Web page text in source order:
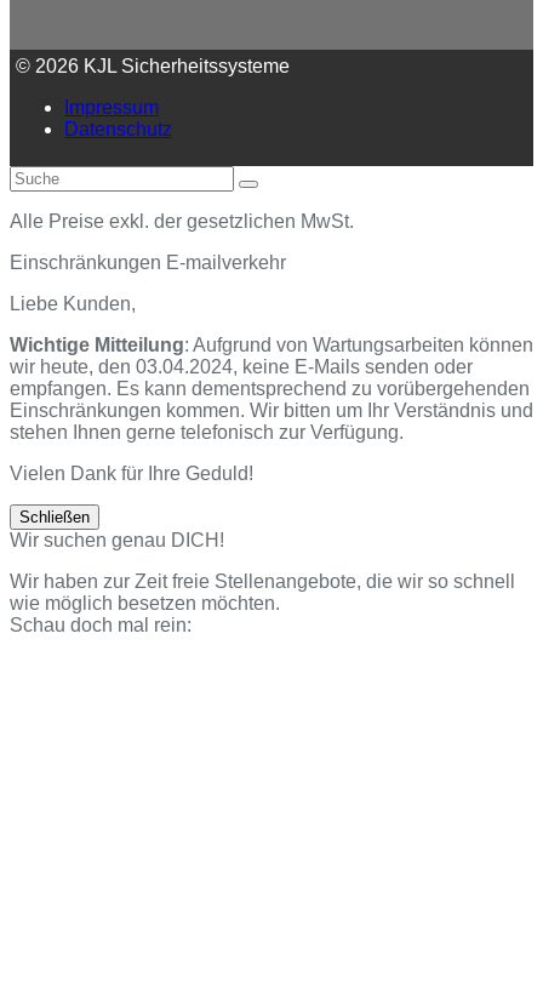
© 2026 KJL Sicherheitssysteme
Impressum
Datenschutz
An
den
Anfang
Suche
Senden
Alle Preise exkl. der gesetzlichen MwSt.
Einschränkungen E-mailverkehr
Liebe Kunden,
Wichtige Mitteilung: Aufgrund von Wartungsarbeiten können
wir heute, den 03.04.2024, keine E-Mails senden oder
empfangen. Es kann dementsprechend zu vorübergehenden
Einschränkungen kommen. Wir bitten um Ihr Verständnis und
stehen Ihnen gerne telefonisch zur Verfügung.
Vielen Dank für Ihre Geduld!
Schließen
Wir suchen genau DICH!
Wir haben zur Zeit freie Stellenangebote, die wir so schnell
wie möglich besetzen möchten.
Schau doch mal rein: